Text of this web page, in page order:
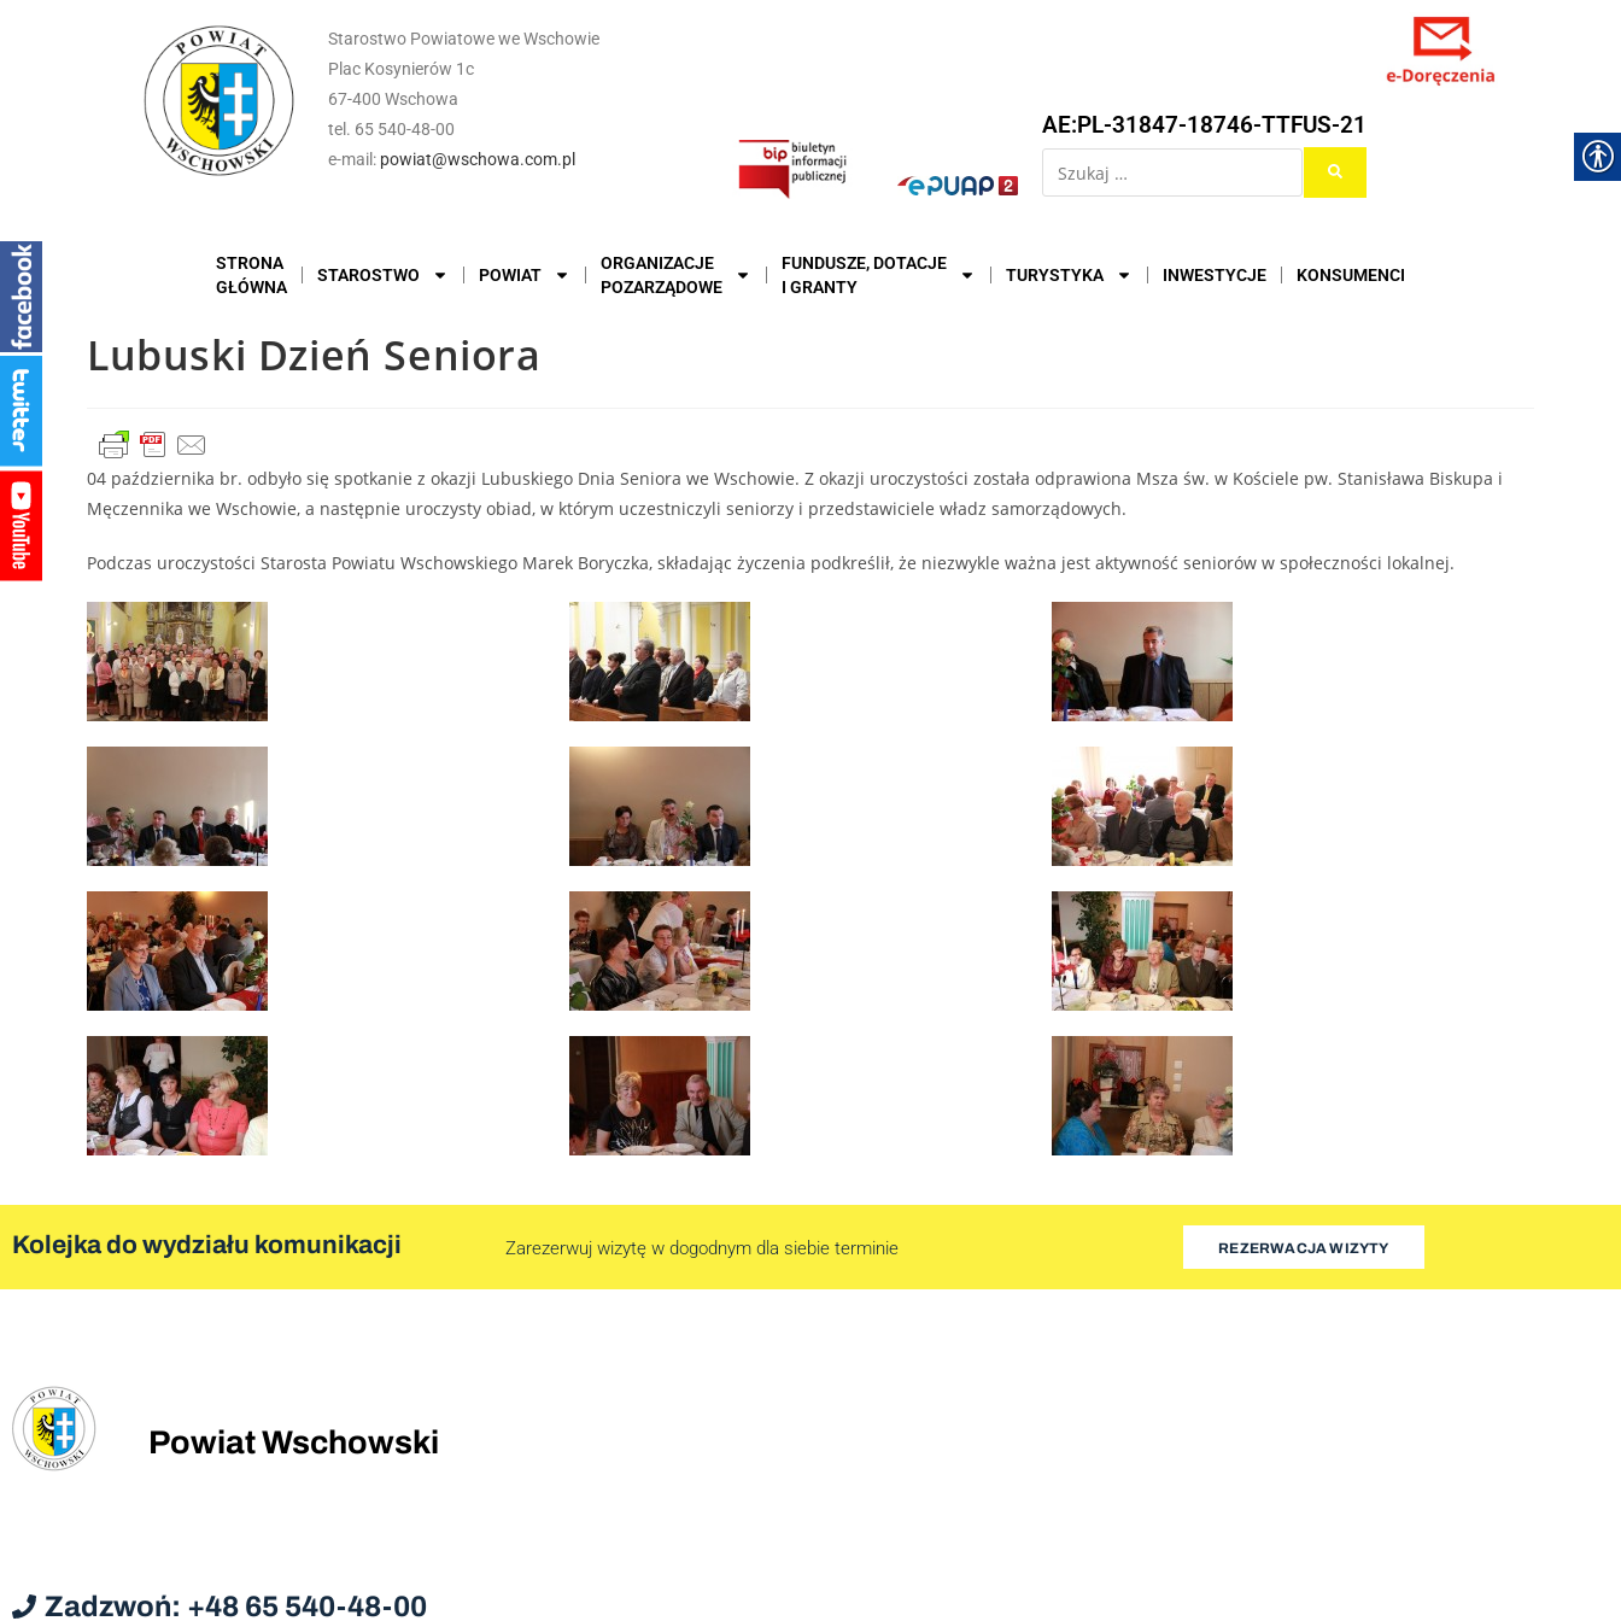
Starostwo Powiatowe we Wschowie
Plac Kosynierów 1c
67-400 Wschowa
tel. 65 540-48-00
e-mail: powiat@wschowa.com.pl
AE:PL-31847-18746-TTFUS-21
STRONA
GŁÓWNA
STAROSTWO POWIAT
ORGANIZACJE
POZARZĄDOWE
FUNDUSZE, DOTACJE
I GRANTY
TURYSTYKA INWESTYCJE KONSUMENCI
Lubuski Dzień Seniora
04 października br. odbyło się spotkanie z okazji Lubuskiego Dnia Seniora we Wschowie. Z okazji uroczystości została odprawiona Msza św. w Kościele pw. Stanisława Biskupa i
Męczennika we Wschowie, a następnie uroczysty obiad, w którym uczestniczyli seniorzy i przedstawiciele władz samorządowych.
Podczas uroczystości Starosta Powiatu Wschowskiego Marek Boryczka, składając życzenia podkreślił, że niezwykle ważna jest aktywność seniorów w społeczności lokalnej.
Kolejka do wydziału komunikacji Zarezerwuj wizytę w dogodnym dla siebie terminie REZERWACJA WIZYTY
Powiat Wschowski
Zadzwoń: +48 65 540-48-00